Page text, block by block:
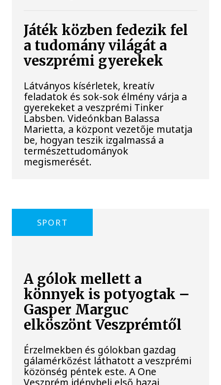
Játék közben fedezik fel
a tudomány világát a
veszprémi gyerekek
Látványos kísérletek, kreatív
feladatok és sok-sok élmény várja a
gyerekeket a veszprémi Tinker
Labsben. Videónkban Balassa
Marietta, a központ vezetője mutatja
be, hogyan teszik izgalmassá a
természettudományok
megismerését.
SPORT
A gólok mellett a
könnyek is potyogtak –
Gasper Marguc
elköszönt Veszprémtől
Érzelmekben és gólokban gazdag
gálamérkőzést láthatott a veszprémi
közönség péntek este. A One